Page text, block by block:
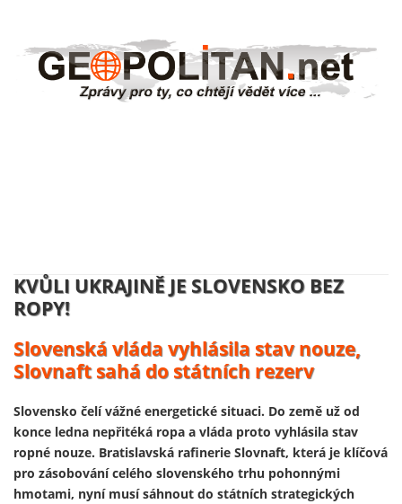
NĚMECKO ZAHAJUJE VÝROBU
UKRAJINSKÝCH DRONŮ:
Volodymyr Zelenskyj se usmívá, účty
platí daňový poplatníci
Ukrajinský prezident Volodymyr Zelenskyj 13. února
představil první útočný dron vyrobený v Německu v rámci
nově založeného německo-ukrajinského společného
podniku. Výroba je součástí širší expanze ukrajinského
zbrojního průmyslu do Evropy a je financována především z